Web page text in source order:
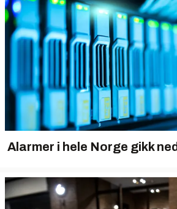
Alarmer i hele Norge gikk